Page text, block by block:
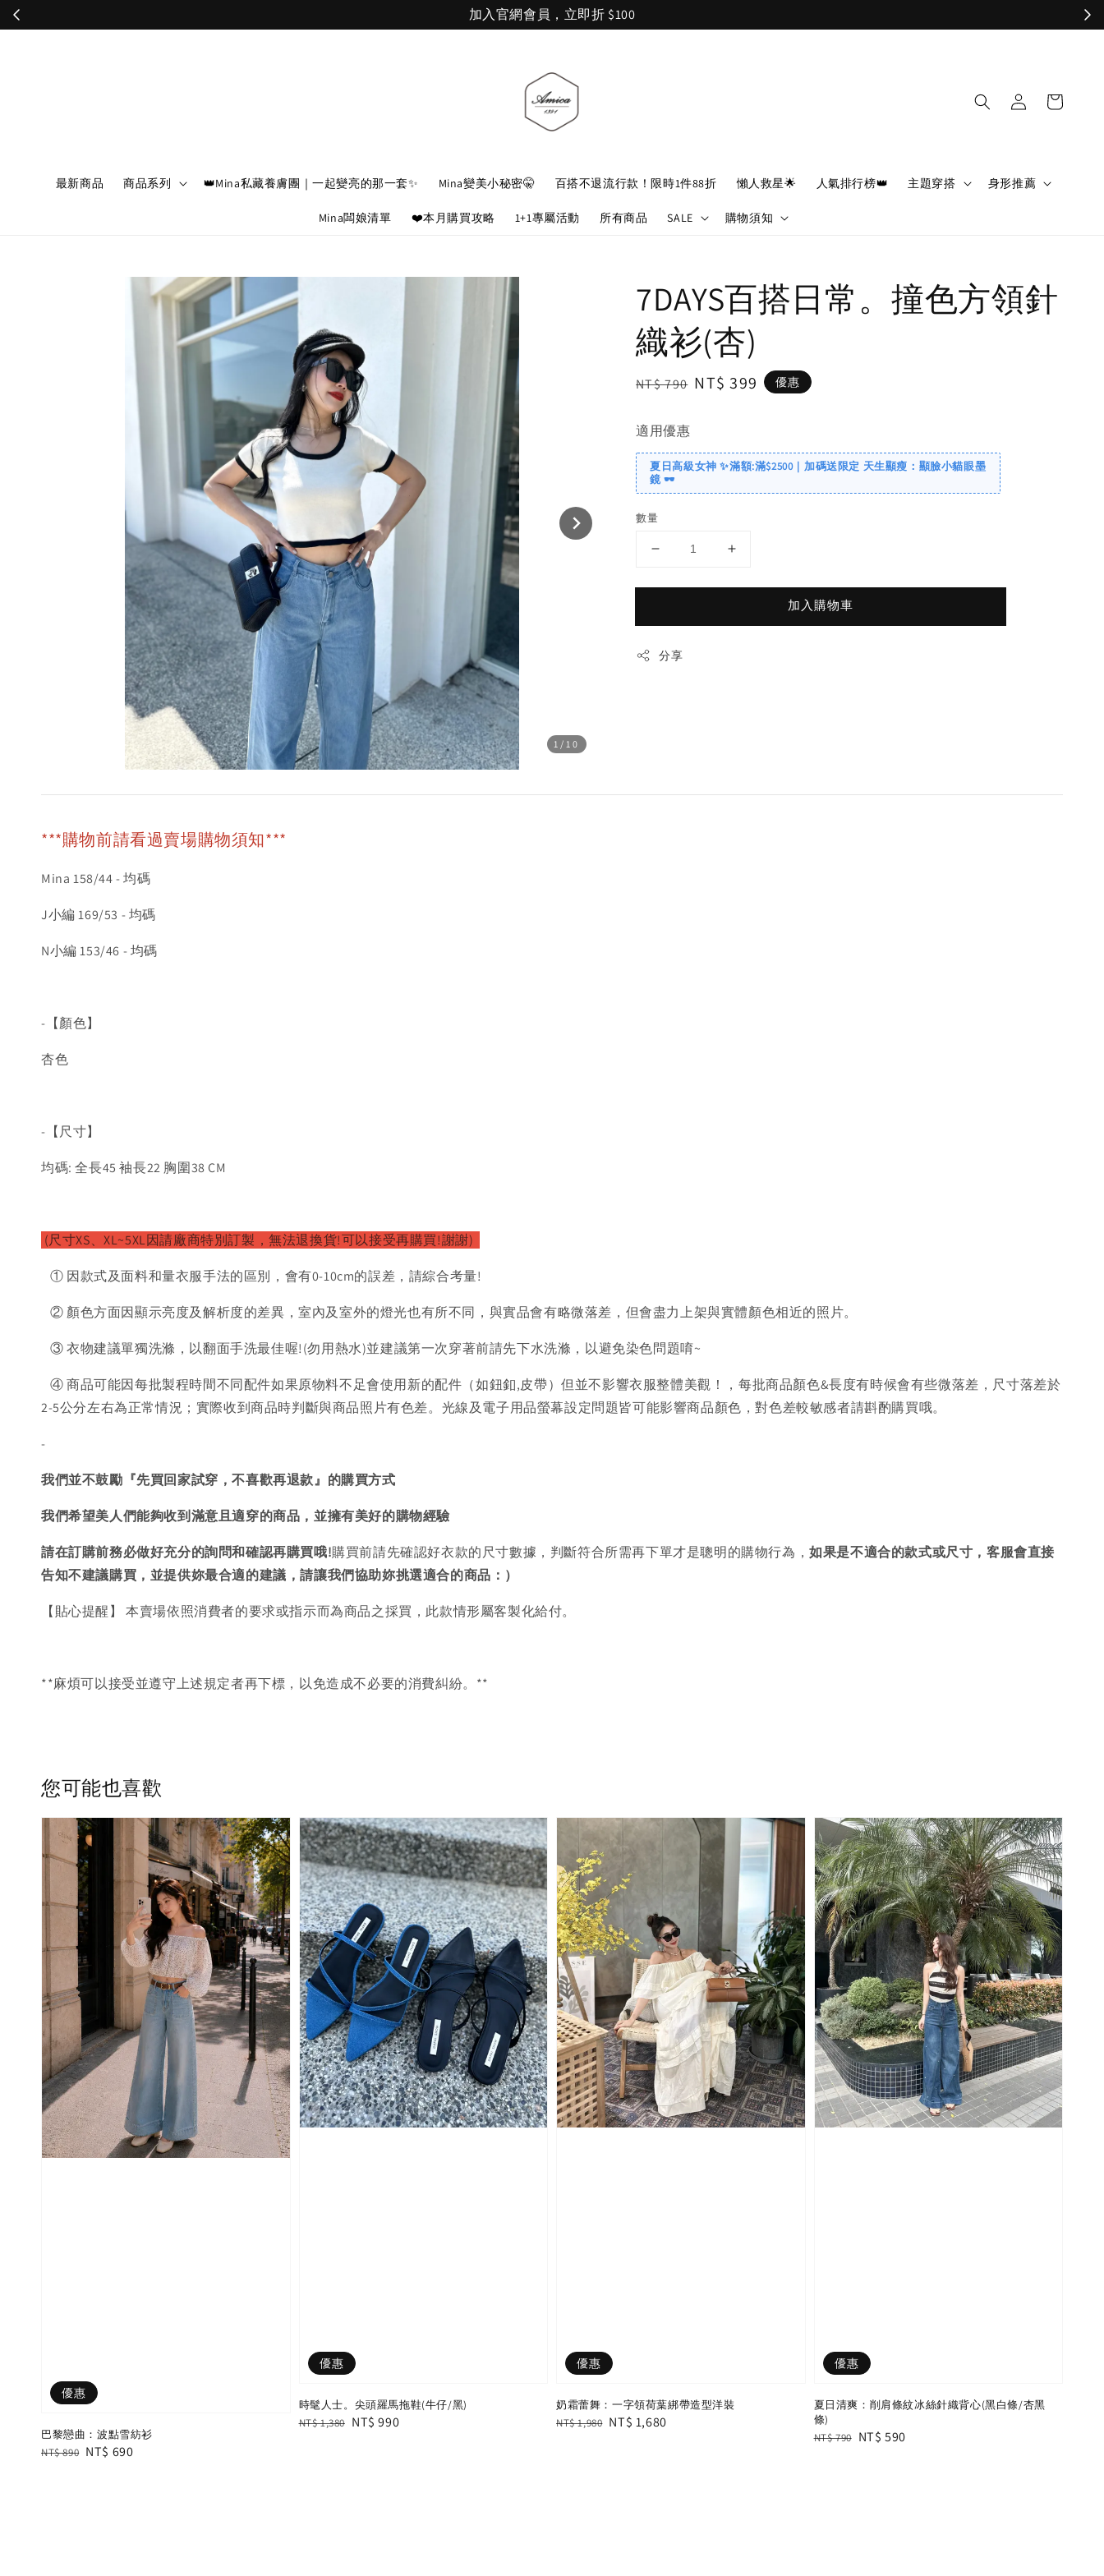
加入官網會員，立即折 $100
最新商品 商品系列 👑Mina私藏養膚團｜一起變亮的那一套✨ Mina變美小秘密🤫 百搭不退流行款！限時1件88折 懶人救星🌟 人氣排行榜👑 主題穿搭 身形推薦
Mina闆娘清單 ❤️本月購買攻略 1+1專屬活動 所有商品 SALE 購物須知
1 /10
7DAYS百搭日常。撞色方領針
織衫(杏)
Regular
NT$ 790 Sale
NT$ 399 優惠
適用優惠
夏日高級女神 ✨滿額:滿$2500｜加碼送限定 天生顯瘦：顯臉小貓眼墨
鏡 🕶️
數量
加入購物車
分享
***購物前請看過賣場購物須知***
Mina 158/44 - 均碼
J小編 169/53 - 均碼
N小編 153/46 - 均碼
-【顏色】
杏色
-【尺寸】
均碼: 全長45 袖長22 胸圍38 CM
(尺寸XS、XL~5XL因請廠商特別訂製，無法退換貨!可以接受再購買!謝謝)
① 因款式及面料和量衣服手法的區別，會有0-10cm的誤差，請綜合考量!
② 顏色方面因顯示亮度及解析度的差異，室內及室外的燈光也有所不同，與實品會有略微落差，但會盡力上架與實體顏色相近的照片。
③ 衣物建議單獨洗滌，以翻面手洗最佳喔!(勿用熱水)並建議第一次穿著前請先下水洗滌，以避免染色問題唷~
④ 商品可能因每批製程時間不同配件如果原物料不足會使用新的配件（如鈕釦,皮帶）但並不影響衣服整體美觀！，每批商品顏色&長度有時候會有些微落差，尺寸落差於
2-5公分左右為正常情況；實際收到商品時判斷與商品照片有色差。光線及電子用品螢幕設定問題皆可能影響商品顏色，對色差較敏感者請斟酌購買哦。
-
我們並不鼓勵『先買回家試穿，不喜歡再退款』的購買方式
我們希望美人們能夠收到滿意且適穿的商品，並擁有美好的購物經驗
請在訂購前務必做好充分的詢問和確認再購買哦!購買前請先確認好衣款的尺寸數據，判斷符合所需再下單才是聰明的購物行為，如果是不適合的款式或尺寸，客服會直接
告知不建議購買， 並提供妳最合適的建議，請讓我們協助妳挑選適合的商品：）
【貼心提醒】 本賣場依照消費者的要求或指示而為商品之採買，此款情形屬客製化給付。
**麻煩可以接受並遵守上述規定者再下標，以免造成不必要的消費糾紛。**
您可能也喜歡
優惠
巴黎戀曲：波點雪紡衫
Regular
NT$ 890 Sale
NT$ 690
優惠
時髦人士。尖頭羅馬拖鞋(牛仔/黑)
Regular
NT$ 1,380 Sale
NT$ 990
優惠
奶霜蕾舞：一字領荷葉綁帶造型洋裝
Regular
NT$ 1,980 Sale
NT$ 1,680
優惠
夏日清爽：削肩條紋冰絲針織背心(黑白條/杏黑
條)
Regular
NT$ 790 Sale
NT$ 590